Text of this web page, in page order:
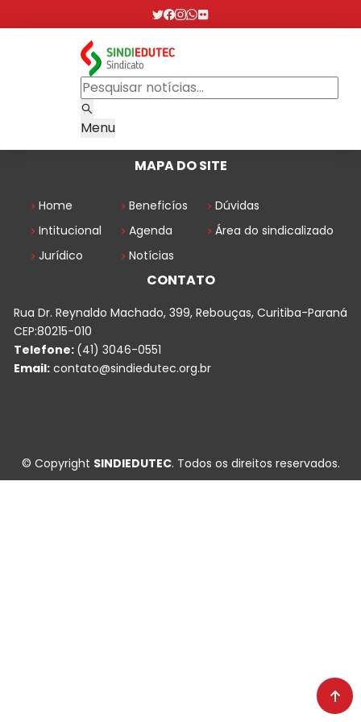
Menu
MAPA DO SITE
Home
Intitucional
Jurídico
Beneficíos
Agenda
Notícias
Dúvidas
Área do sindicalizado
CONTATO
Rua Dr. Reynaldo Machado, 399, Rebouças, Curitiba-Paraná
CEP:80215-010
Telefone: (41) 3046-0551
Email: contato@sindiedutec.org.br
© Copyright SINDIEDUTEC. Todos os direitos reservados.